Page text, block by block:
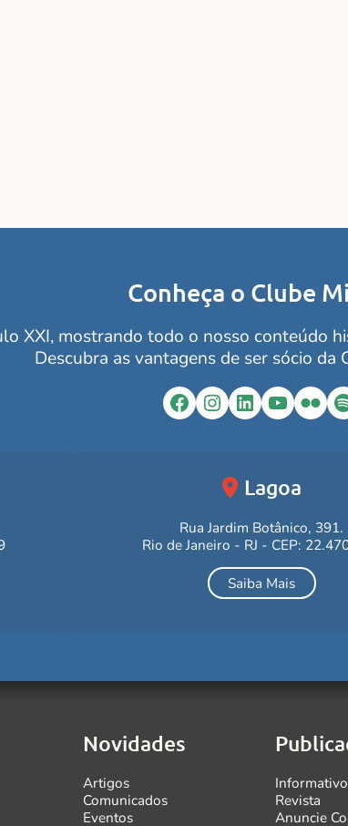
Conheça o Clube
XXI, mostrando todo o nosso conteúdo
Descubra as vantagens de ser sócio da
Facebook
Instagram
LinkedIn
YouTube
Lagoa
Rua Jardim Botânico, 391.
Rio de Janeiro - RJ - CEP:
Saiba Mais
Novidades
Artigos
Comunicados
Eventos
Informativo
Revista
Anuncie